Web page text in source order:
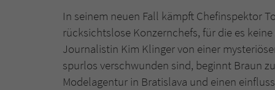
In seinem neuen Fall kämpft Chefinspektor
rücksichtslose Konzernchefs, für die es
Journalistin Kim Klinger von einer
spurlos verschwunden sind, beginnt Braun
Modelagentur in Bratislava und einen